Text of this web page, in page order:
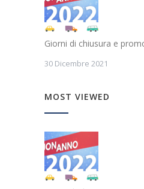
Giorni di chiusura e
30 Dicembre 2021
MOST VIEWED